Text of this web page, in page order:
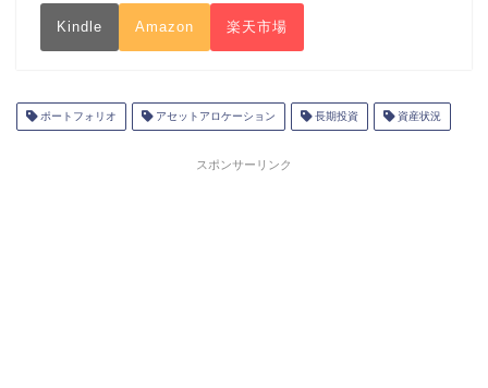
Kindle Amazon 楽天市場
ポートフォリオ アセットアロケーション 長期投資 資産状況
スポンサーリンク